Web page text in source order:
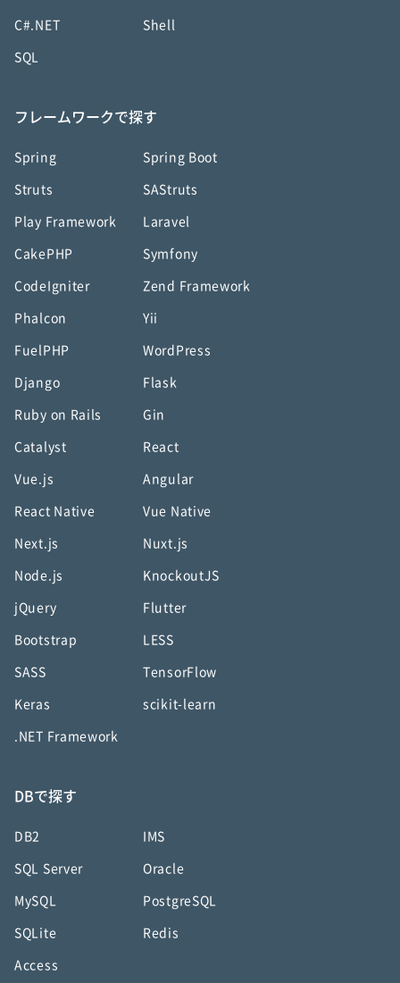
C#.NET Shell
SQL
フレームワークで探す
Spring Spring Boot
Struts SAStruts
Play Framework Laravel
CakePHP Symfony
CodeIgniter Zend Framework
Phalcon Yii
FuelPHP WordPress
Django Flask
Ruby on Rails Gin
Catalyst React
Vue.js Angular
React Native Vue Native
Next.js Nuxt.js
Node.js KnockoutJS
jQuery Flutter
Bootstrap LESS
SASS TensorFlow
Keras scikit-learn
.NET Framework
DBで探す
DB2 IMS
SQL Server Oracle
MySQL PostgreSQL
SQLite Redis
Access